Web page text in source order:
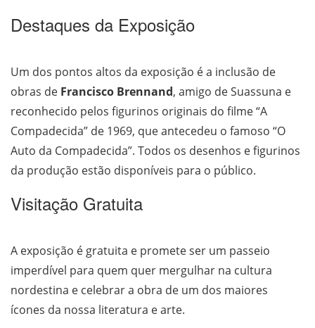
Destaques da Exposição
Um dos pontos altos da exposição é a inclusão de
obras de Francisco Brennand, amigo de Suassuna e
reconhecido pelos figurinos originais do filme “A
Compadecida” de 1969, que antecedeu o famoso “O
Auto da Compadecida”. Todos os desenhos e figurinos
da produção estão disponíveis para o público.
Visitação Gratuita
A exposição é gratuita e promete ser um passeio
imperdível para quem quer mergulhar na cultura
nordestina e celebrar a obra de um dos maiores
ícones da nossa literatura e arte.